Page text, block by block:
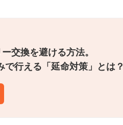
交換を避ける方法。
で行える「延命対策」とは？